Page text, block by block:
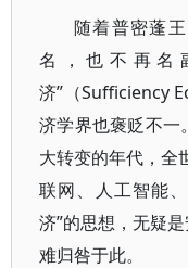
随着普密蓬
名，也不再名
济”（Sufficiency
济学界也褒贬不一
大转变的年代，全
联网、人工智能
济”的思想，无疑
难归咎于此。